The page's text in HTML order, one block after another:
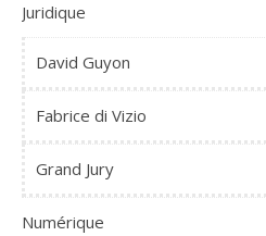
Juridique
David Guyon
Fabrice di Vizio
Grand Jury
Numérique